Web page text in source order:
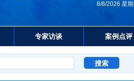
8/8/2026 星
专家访谈 案例点评